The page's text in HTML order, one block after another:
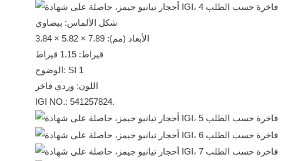
شكل الألماس: بيضاوي
الأبعاد (مم): 7.89 × 5.82 × 3.84
قيراط: 1.15 قيراط
الوضوح: SI 1
اللون: وردي فاخر
IGI NO.: 541257824.